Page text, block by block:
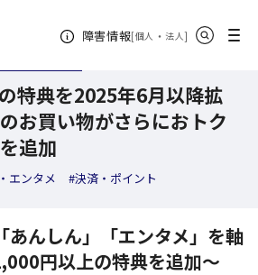
障害情報[個人 ・ 法人新規ウィンドウ
]
メニュー
特典を2025年6月以降拡
お買い物がさらにおトク
追加
エンタメ #決済・ポイント
あんしん」「エンタメ」を軸
円以上の特典を追加～